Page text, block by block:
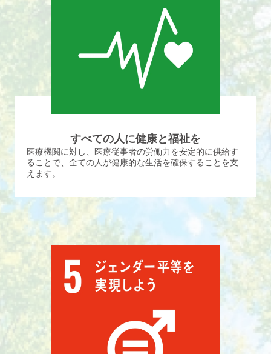
すべての人に健康と福祉を
医療機関に対し、医療従事者の労働力を安定的に供給す
ることで、全ての人が健康的な生活を確保することを支
えます。